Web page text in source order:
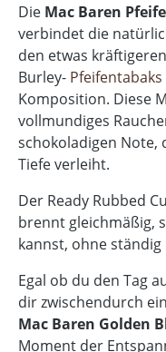
Die Mac Baren
verbindet die
den etwas
Burley- Pfeifentabaks
Komposition. Diese
vollmundiges
schokoladigen Note,
Tiefe verleiht.
Der Ready Rubbed
brennt gleichmäßig,
kannst, ohne
Egal ob du den Tag
dir zwischendurch
Mac Baren Golden
Moment der